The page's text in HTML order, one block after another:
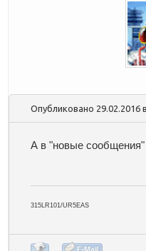
Опубликовано
А в "новые сообщения"
315LR101/UR5EAS